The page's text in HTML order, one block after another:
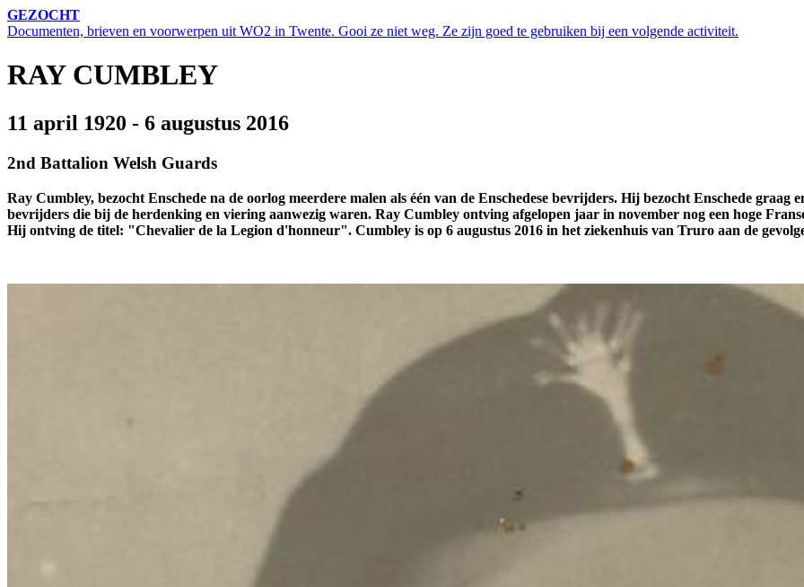
GEZOCHT
Documenten, brieven en voorwerpen uit WO2 in Twente. Gooi ze niet weg. Ze zijn goed te gebruiken bij een volgende activiteit.
RAY CUMBLEY
11 april 1920 - 6 augustus 2016
2nd Battalion Welsh Guards
Ray Cumbley, bezocht Enschede na de oorlog meerdere malen als één van de Enschedese bevrijders. Hij bezocht Enschede
bevrijders die bij de herdenking en viering aanwezig waren. Ray Cumbley ontving afgelopen jaar in november nog een hoge
Hij ontving de titel: "Chevalier de la Legion d'honneur". Cumbley is op 6 augustus 2016 in het ziekenhuis van Truro aan de